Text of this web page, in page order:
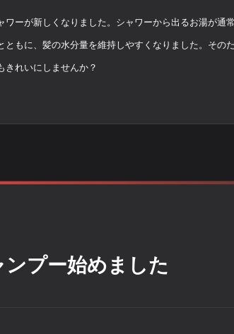
ワーが新しくなりました。シャワーから出るお湯が通
ともに、髪の水分量を維持しやすくなりました。その
きれいにしませんか？
プー始めました